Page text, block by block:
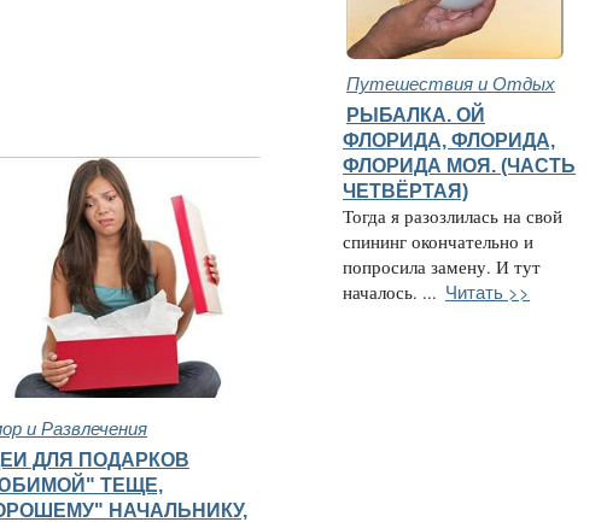
и Развлечения
ДЛЯ ПОДАРКОВ
ТЕЩЕ,
НАЧАЛЬНИКУ,
Путешествия и Отдых
РЫБАЛКА. ОЙ
ФЛОРИДА, ФЛОРИДА,
ФЛОРИДА МОЯ. (ЧАСТЬ
ЧEТВЁРТАЯ)
Тогда я разозлилась на свой
спининг окончательно и
попросила замену. И тут
началось. ... Читать >>